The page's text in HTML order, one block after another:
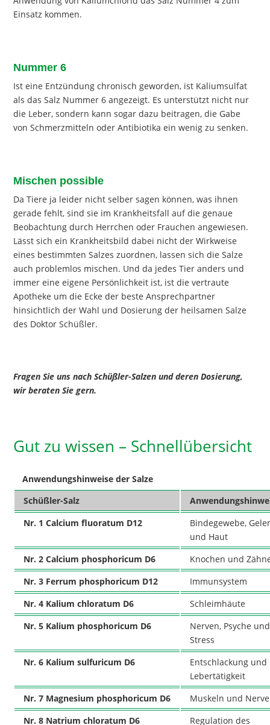
Einsatz kommen.
Nummer 6
Ist eine Entzündung chronisch geworden, ist Kaliumsulfat
als das Salz Nummer 6 angezeigt. Es unterstützt nicht nur
die Leber, sondern kann sogar dazu beitragen, die Gabe
von Schmerzmitteln oder Antibiotika ein wenig zu senken.
Mischen possible
Da Tiere ja leider nicht selber sagen können, was ihnen
gerade fehlt, sind sie im Krankheitsfall auf die genaue
Beobachtung durch Herrchen oder Frauchen angewiesen.
Lässt sich ein Krankheitsbild dabei nicht der Wirkweise
eines bestimmten Salzes zuordnen, lassen sich die Salze
auch problemlos mischen. Und da jedes Tier anders und
immer eine eigene Persönlichkeit ist, ist die vertraute
Apotheke um die Ecke der beste Ansprechpartner
hinsichtlich der Wahl und Dosierung der heilsamen Salze
des Doktor Schüßler.
Fragen Sie uns nach Schüßler-Salzen und deren Dosierung,
wir beraten Sie gern.
Gut zu wissen – Schnellübersicht
Anwendungshinweise der Salze
Schüßler-Salz
Nr. 1 Calcium fluoratum D12
Bindegewebe,
und Haut
Nr. 2 Calcium phosphoricum D6
Knochen und
Nr. 3 Ferrum phosphoricum D12
Immunsystem
Nr. 4 Kalium chloratum D6
Schleimhäute
Nr. 5 Kalium phosphoricum D6
Nerven, Psyche und
Stress
Nr. 6 Kalium sulfuricum D6
Entschlackung und
Lebertätigkeit
Nr. 7 Magnesium phosphoricum D6
Muskeln und
Nr. 8 Natrium chloratum D6
Regulation des